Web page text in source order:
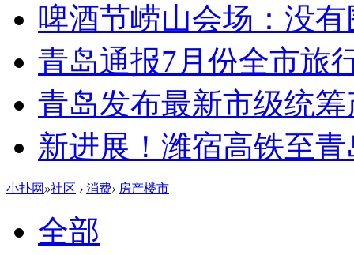
啤酒节崂山会场：没有
青岛通报7月份全市旅
青岛发布最新市级统
新进展！潍宿高铁至
小扑网 »社区 › 消费› 房产楼市
全部